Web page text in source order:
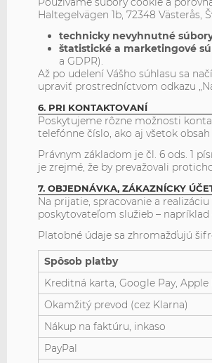
Haltegelvägen 1b, 72348 Västerås,
technicky nevyhnutné
štatistické a marketingové
a GDPR).
Až po udelení Vášho súhlasu sa
upraviť prostredníctvom odkazu
6. PRI KONTAKTOVANÍ
Poskytujeme rôzne možnosti
telefónne číslo, ako aj všetok
Právnym základom je čl. 6 ods. 1
je zrejmé, že by prevažovali
7. OBJEDNÁVKA, ZÁKAZNÍCKY
Na prijatie, spracovanie a
poskytovateľom služieb – napríklad
Platobné údaje sa zhromažďujú
Spôsob platby
Kreditná karta, Google Pay,
Okamžitý prevod (cez Klarna)
Nákup na faktúru, inkaso
PayPal